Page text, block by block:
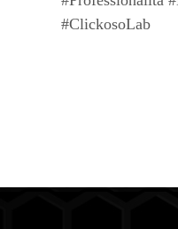
#ClickosoLab